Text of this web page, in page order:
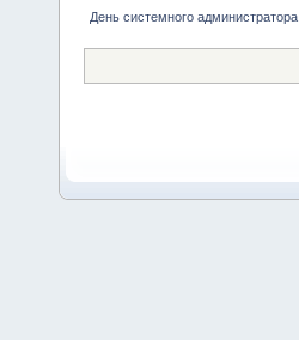
День системного администратора